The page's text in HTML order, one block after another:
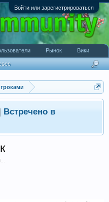
Войти или зарегистрироваться
Встречено в
Рынок Вики